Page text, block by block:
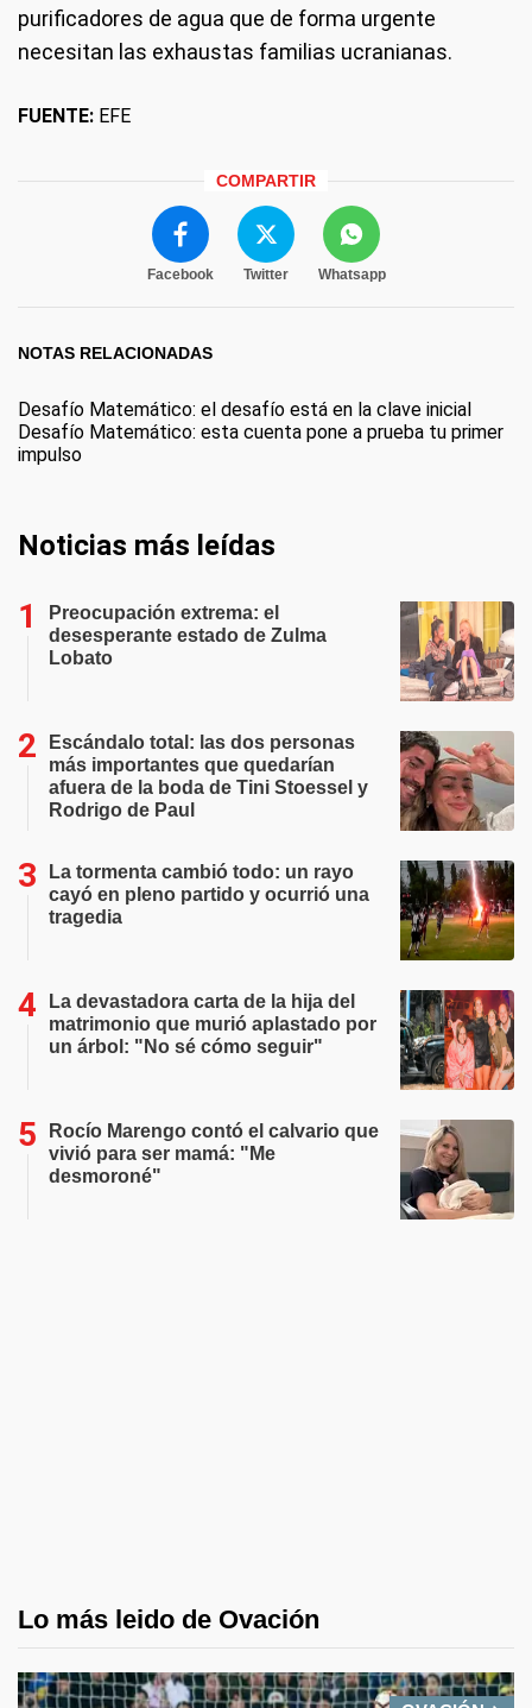
purificadores de agua que de forma urgente
necesitan las exhaustas familias ucranianas.
FUENTE: EFE
COMPARTIR
Facebook Twitter Whatsapp
NOTAS RELACIONADAS
Desafío Matemático: el desafío está en la clave inicial
Desafío Matemático: esta cuenta pone a prueba tu primer
impulso
Noticias más leídas
Preocupación extrema: el
desesperante estado de Zulma
Lobato
Escándalo total: las dos personas
más importantes que quedarían
afuera de la boda de Tini Stoessel y
Rodrigo de Paul
La tormenta cambió todo: un rayo
cayó en pleno partido y ocurrió una
tragedia
La devastadora carta de la hija del
matrimonio que murió aplastado por
un árbol: "No sé cómo seguir"
Rocío Marengo contó el calvario que
vivió para ser mamá: "Me
desmoroné"
Lo más leido de Ovación